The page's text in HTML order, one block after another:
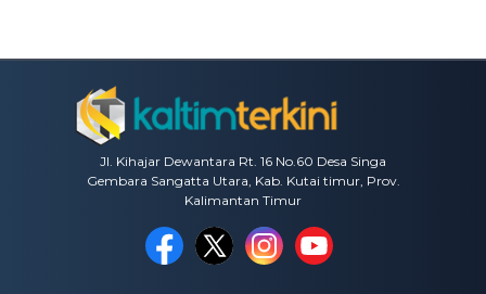
Jl. Kihajar Dewantara Rt. 16 No.60 Desa Singa
Gembara Sangatta Utara, Kab. Kutai timur, Prov.
Kalimantan Timur